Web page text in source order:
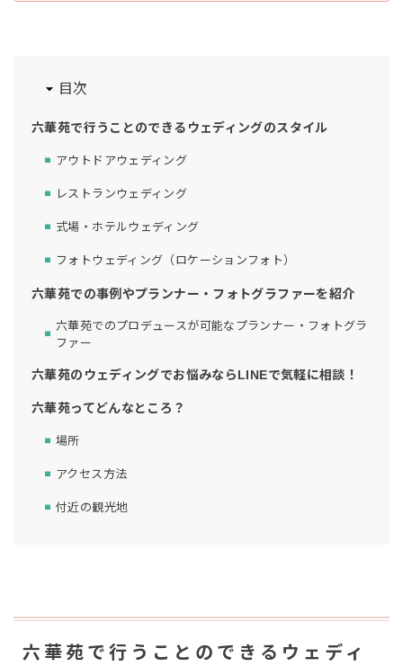
目次
六華苑で行うことのできるウェディングのスタイル
アウトドアウェディング
レストランウェディング
式場・ホテルウェディング
フォトウェディング（ロケーションフォト）
六華苑での事例やプランナー・フォトグラファーを紹介
六華苑でのプロデュースが可能なプランナー・フォトグラ
ファー
六華苑のウェディングでお悩みならLINEで気軽に相談！
六華苑ってどんなところ？
場所
アクセス方法
付近の観光地
六華苑で行うことのできるウェディ